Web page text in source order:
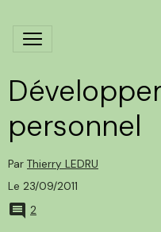
personnel
Par Thierry LEDRU
Le 23/09/2011
2